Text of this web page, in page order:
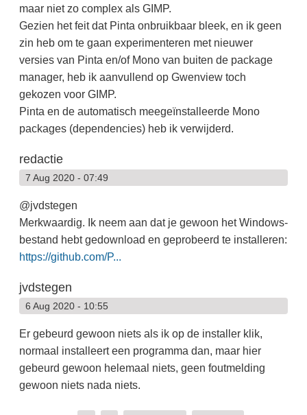
maar niet zo complex als GIMP.
Gezien het feit dat Pinta onbruikbaar bleek, en ik geen
zin heb om te gaan experimenteren met nieuwer
versies van Pinta en/of Mono van buiten de package
manager, heb ik aanvullend op Gwenview toch
gekozen voor GIMP.
Pinta en de automatisch meegeïnstalleerde Mono
packages (dependencies) heb ik verwijderd.
redactie
7 Aug 2020 - 07:49
@jvdstegen
Merkwaardig. Ik neem aan dat je gewoon het Windows-
bestand hebt gedownload en geprobeerd te installeren:
https://github.com/P...
jvdstegen
6 Aug 2020 - 10:55
Er gebeurd gewoon niets als ik op de installer klik,
normaal installeert een programma dan, maar hier
gebeurd gewoon helemaal niets, geen foutmelding
gewoon niets nada niets.